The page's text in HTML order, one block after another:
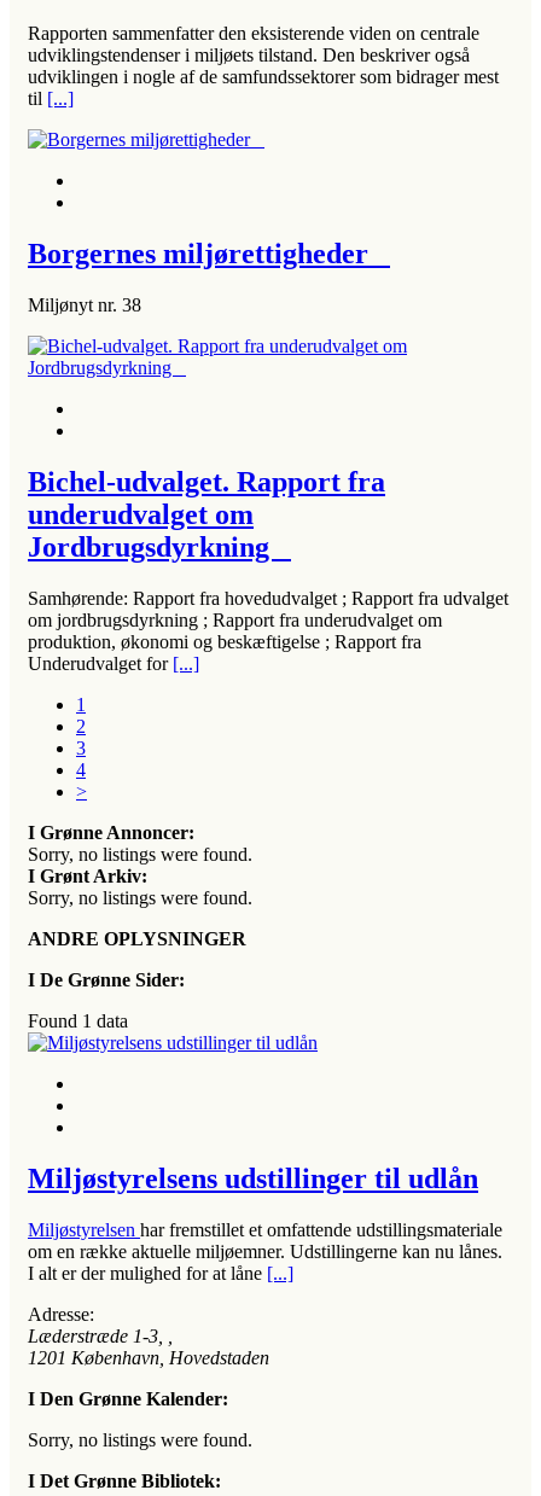
Rapporten sammenfatter den eksisterende viden on centrale
udviklingstendenser i miljøets tilstand. Den beskriver også
udviklingen i nogle af de samfundssektorer som bidrager mest
til [...]
Borgernes miljørettigheder
Miljønyt nr. 38
Bichel-udvalget. Rapport fra
underudvalget om
Jordbrugsdyrkning
Samhørende: Rapport fra hovedudvalget ; Rapport fra udvalget
om jordbrugsdyrkning ; Rapport fra underudvalget om
produktion, økonomi og beskæftigelse ; Rapport fra
Underudvalget for [...]
1
2
3
4
>
I Grønne Annoncer:
Sorry, no listings were found.
I Grønt Arkiv:
Sorry, no listings were found.
ANDRE OPLYSNINGER
I De Grønne Sider:
Found 1 data
Miljøstyrelsens udstillinger til udlån
Miljøstyrelsen har fremstillet et omfattende udstillingsmateriale
om en række aktuelle miljøemner. Udstillingerne kan nu lånes.
I alt er der mulighed for at låne [...]
Adresse:
Læderstræde 1-3
1201 København, Hovedstaden
I Den Grønne Kalender:
Sorry, no listings were found.
I Det Grønne Bibliotek: